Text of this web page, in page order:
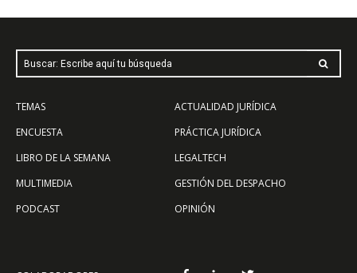
Buscar: Escribe aquí tu búsqueda
TEMAS
ENCUESTA
LIBRO DE LA SEMANA
MULTIMEDIA
PODCAST
ACTUALIDAD JURÍDICA
PRÁCTICA JURÍDICA
LEGALTECH
GESTIÓN DEL DESPACHO
OPINIÓN